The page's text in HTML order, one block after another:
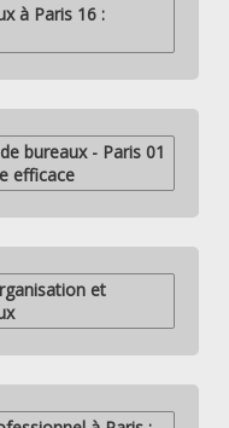
à Paris 16 :
bureaux - Paris 01
efficace
et